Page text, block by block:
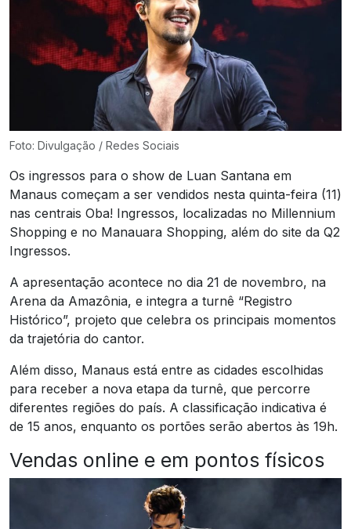
Foto: Divulgação / Redes Sociais
Os ingressos para o show de Luan Santana em
Manaus começam a ser vendidos nesta quinta-feira (11)
nas centrais Oba! Ingressos, localizadas no Millennium
Shopping e no Manauara Shopping, além do site da Q2
Ingressos.
A apresentação acontece no dia 21 de novembro, na
Arena da Amazônia, e integra a turnê “Registro
Histórico”, projeto que celebra os principais momentos
da trajetória do cantor.
Além disso, Manaus está entre as cidades escolhidas
para receber a nova etapa da turnê, que percorre
diferentes regiões do país. A classificação indicativa é
de 15 anos, enquanto os portões serão abertos às 19h.
Vendas online e em pontos físicos